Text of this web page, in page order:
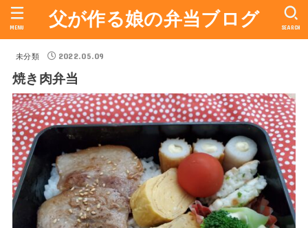
父が作る娘の弁当ブログ SEARCH
MENU
未分類 2022.05.09
焼き肉弁当